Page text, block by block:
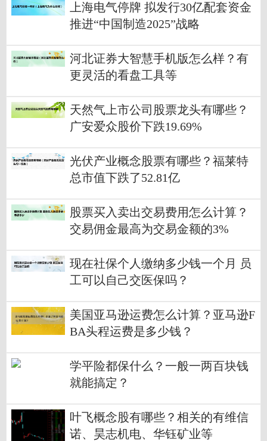
上海电气停牌 拟发行30亿配套资金
推进“中国制造2025”战略
河北证券大智慧手机版怎么样？有
更灵活的看盘工具等
天然气上市公司股票龙头有哪些？
广安爱众股价下跌19.69%
光伏产业概念股票有哪些？福莱特
总市值下跌了52.81亿
股票买入卖出交易费用怎么计算？
交易佣金最高为交易金额的3%
现在社保个人缴纳多少钱一个月 员
工可以自己交医保吗？
美国亚马逊运费怎么计算？亚马逊F
BA头程运费是多少钱？
学平险都保什么？一般一两百块钱
就能搞定？
叶飞概念股有哪些？相关的有维信
诺、昊志机电、华钰矿业等